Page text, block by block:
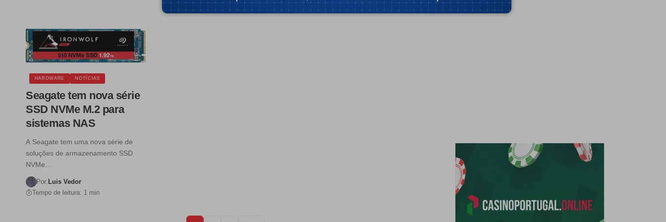
Tempo de leitura: 1 min
HARDWARE NOTÍCIAS
Seagate tem nova série
SSD NVMe M.2 para
sistemas NAS
A Seagate tem uma nova série de
soluções de armazenamento SSD
NVMe…
Por: Luis Vedor
Tempo de leitura: 1 min